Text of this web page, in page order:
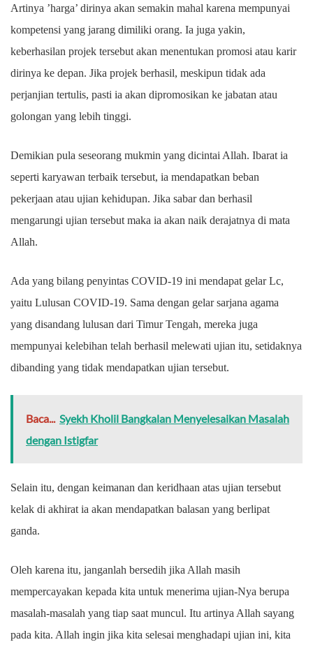
Artinya ’harga’ dirinya akan semakin mahal karena mempunyai
kompetensi yang jarang dimiliki orang. Ia juga yakin,
keberhasilan projek tersebut akan menentukan promosi atau karir
dirinya ke depan. Jika projek berhasil, meskipun tidak ada
perjanjian tertulis, pasti ia akan dipromosikan ke jabatan atau
golongan yang lebih tinggi.
Demikian pula seseorang mukmin yang dicintai Allah. Ibarat ia
seperti karyawan terbaik tersebut, ia mendapatkan beban
pekerjaan atau ujian kehidupan. Jika sabar dan berhasil
mengarungi ujian tersebut maka ia akan naik derajatnya di mata
Allah.
Ada yang bilang penyintas COVID-19 ini mendapat gelar Lc,
yaitu Lulusan COVID-19. Sama dengan gelar sarjana agama
yang disandang lulusan dari Timur Tengah, mereka juga
mempunyai kelebihan telah berhasil melewati ujian itu, setidaknya
dibanding yang tidak mendapatkan ujian tersebut.
Baca... Syekh Kholil Bangkalan Menyelesaikan Masalah
dengan Istigfar
Selain itu, dengan keimanan dan keridhaan atas ujian tersebut
kelak di akhirat ia akan mendapatkan balasan yang berlipat
ganda.
Oleh karena itu, janganlah bersedih jika Allah masih
mempercayakan kepada kita untuk menerima ujian-Nya berupa
masalah-masalah yang tiap saat muncul. Itu artinya Allah sayang
pada kita. Allah ingin jika kita selesai menghadapi ujian ini, kita